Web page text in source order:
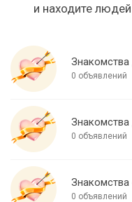
и находите
0 объявлений
0 объявлений
0 объявлений